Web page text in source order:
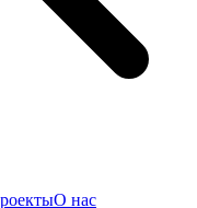
О нас